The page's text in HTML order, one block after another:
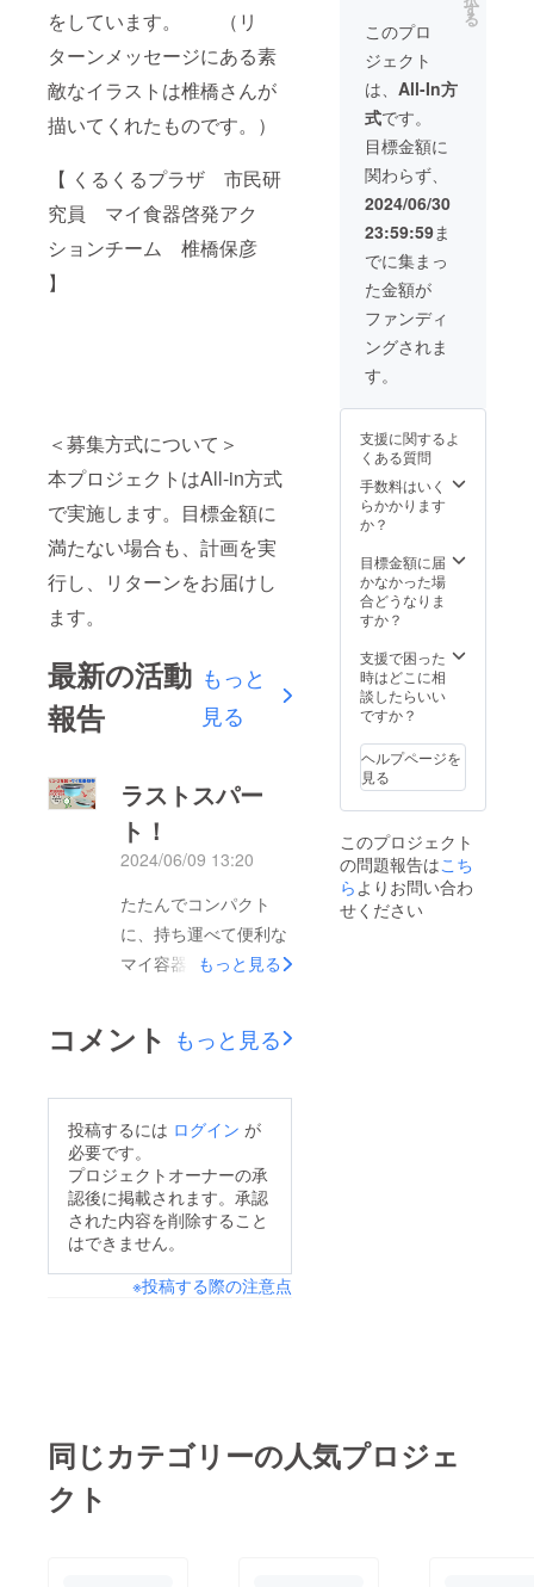
をしています。 （リ
ターンメッセージにある素
敵なイラストは椎橋さんが
描いてくれたものです。）
【 くるくるプラザ 市民研
究員 マイ食器啓発アク
ションチーム 椎橋保彦
】
＜募集方式について＞
本プロジェクトはAll-in方式
で実施します。目標金額に
満たない場合も、計画を実
行し、リターンをお届けし
ます。
最新の活動
報告
もっと
見る
ラストスパー
ト！
2024/06/09 13:20
たたんでコンパクト
に、持ち運べて便利な
マイ容器バッグに携帯
レンジも冷凍もOKで
す！“もったいない”と
のことを考えていま
す。一緒に活動を始め
ましょう (^^)／＼(^^)
もっと見る
コメント もっと見る
投稿するには ログイン が
必要です。
プロジェクトオーナーの承
認後に掲載されます。承認
された内容を削除すること
はできません。
※投稿する際の注意点
もった
いない
バザー
ル)に
て、ご
協力の
御礼と
共に社
名を掲
示させ
ていた
だきま
す。 ご
希望の
発送先
(会社名
など)を
備考欄
さい。
す
る
このプロ
ジェクト
は、 All-In方
式です。
目標金額に
関わらず、
2024/06/30
23:59:59ま
でに集まっ
た金額が
ファンディ
ングされま
す。
支援に関するよ
くある質問
手数料はいく
らかかります
か？
目標金額に届
かなかった場
合どうなりま
すか？
支援で困った
時はどこに相
談したらいい
ですか？
ヘルプページを
見る
このプロジェクト
の問題報告はこち
らよりお問い合わ
せください
同じカテゴリーの人気プロジェ
クト